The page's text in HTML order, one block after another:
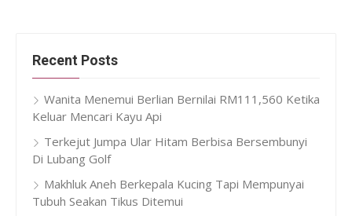
Recent Posts
Wanita Menemui Berlian Bernilai RM111,560 Ketika
Keluar Mencari Kayu Api
Terkejut Jumpa Ular Hitam Berbisa Bersembunyi
Di Lubang Golf
Makhluk Aneh Berkepala Kucing Tapi Mempunyai
Tubuh Seakan Tikus Ditemui